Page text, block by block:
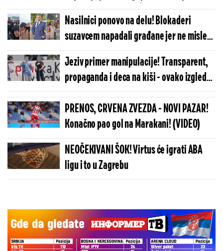
evo šta im je narod u Šumadiji danas jasno
poručio (FOTO/VIDEO)
Nasilnici ponovo na delu! Blokaderi
suzavcem napadali građane jer ne misle
kao oni (FOTO/VIDEO)
Jeziv primer manipulacije! Transparent,
propaganda i deca na kiši - ovako izgleda
"borba" blokadera! (VIDEO)
PRENOS, CRVENA ZVEZDA - NOVI PAZAR!
Konačno pao gol na Marakani! (VIDEO)
NEOČEKIVANI ŠOK! Virtus će igrati ABA
ligu i to u Zagrebu